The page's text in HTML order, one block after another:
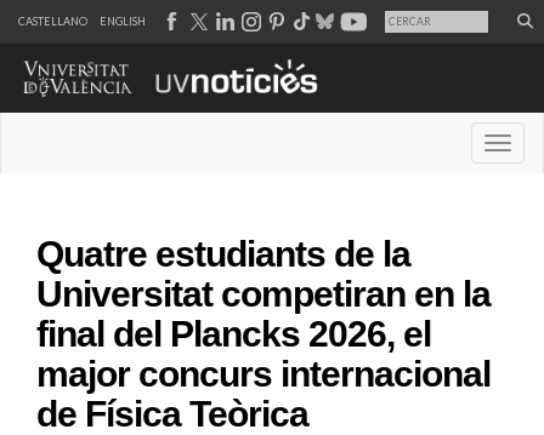
CASTELLANO ENGLISH
Quatre estudiants de la
Universitat competiran en la
final del Plancks 2026, el
major concurs internacional
de Física Teòrica